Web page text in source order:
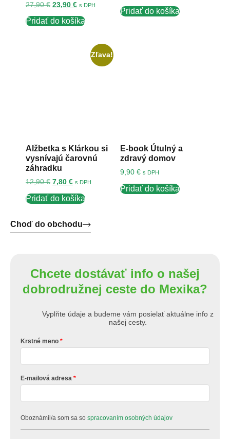
27,90€ 23,90 € s DPH
Pridať do košíka
Pridať do košíka
Zľava!
Alžbetka s Klárkou si
vysnívajú čarovnú
záhradku
12,90€ 7,80 € s DPH
Pridať do košíka
E-book Útulný a
zdravý domov
9,90 € s DPH
Pridať do košíka
Choď do obchodu
Chcete dostávať info o našej
dobrodružnej ceste do Mexika?
Vyplňte údaje a budeme vám posielať aktuálne info z
našej cesty.
Krstné meno
E-mailová adresa
Oboznámil/a som sa sospracovaním osobných údajov